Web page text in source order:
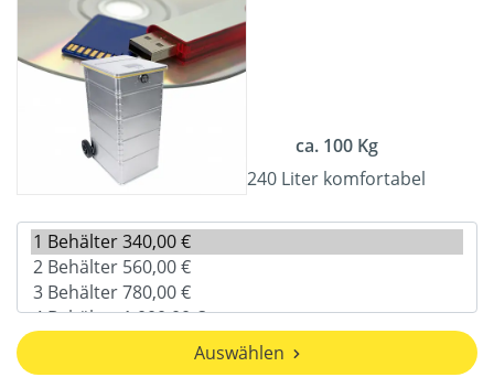
ca. 100 Kg
240 Liter komfortabel
Auswählen